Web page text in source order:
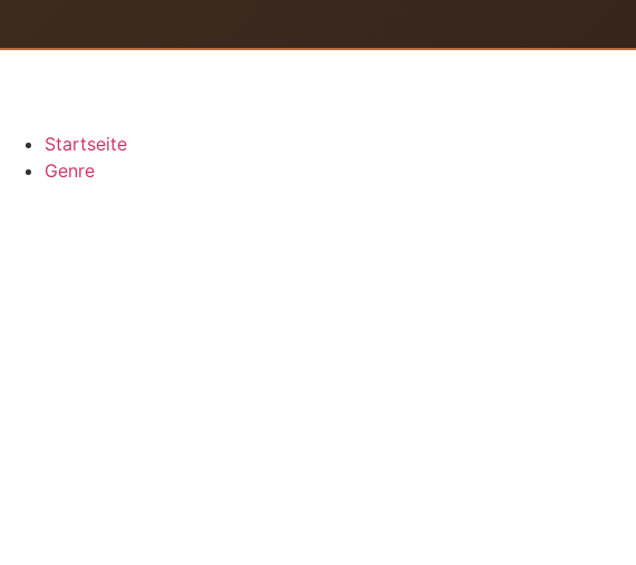
Startseite
Genre